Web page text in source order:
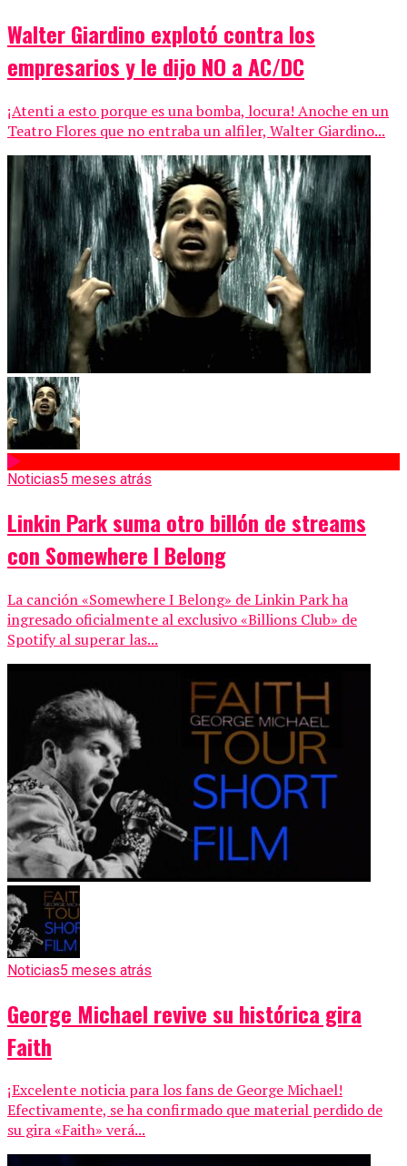
Walter Giardino explotó contra los
empresarios y le dijo NO a AC/DC
¡Atenti a esto porque es una bomba, locura! Anoche en un
Teatro Flores que no entraba un alfiler, Walter Giardino...
Noticias5 meses atrás
Linkin Park suma otro billón de streams
con Somewhere I Belong
La canción «Somewhere I Belong» de Linkin Park ha
ingresado oficialmente al exclusivo «Billions Club» de
Spotify al superar las...
Noticias5 meses atrás
George Michael revive su histórica gira
Faith
¡Excelente noticia para los fans de George Michael!
Efectivamente, se ha confirmado que material perdido de
su gira «Faith» verá...